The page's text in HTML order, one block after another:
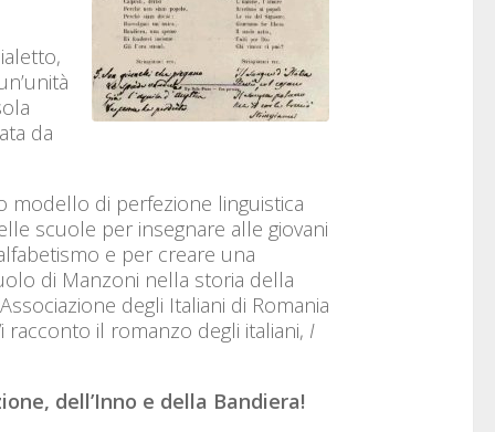
da
modello di perfezione linguistica
scuole per insegnare alle giovani
e per creare una
di Manzoni nella storia della
degli Italiani di Romania
racconto il romanzo degli italiani, I
dell’Inno e della Bandiera!